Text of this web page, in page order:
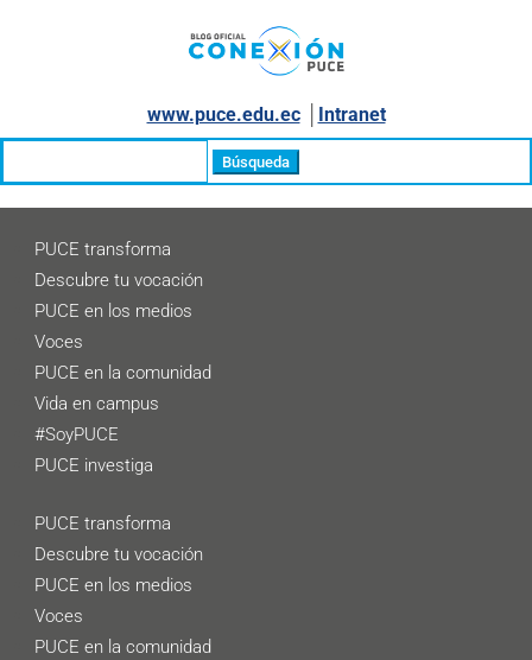
www.puce.edu.ec│ Intranet
PUCE transforma
Descubre tu vocación
PUCE en los medios
Voces
PUCE en la comunidad
Vida en campus
#SoyPUCE
PUCE investiga
PUCE transforma
Descubre tu vocación
PUCE en los medios
Voces
PUCE en la comunidad